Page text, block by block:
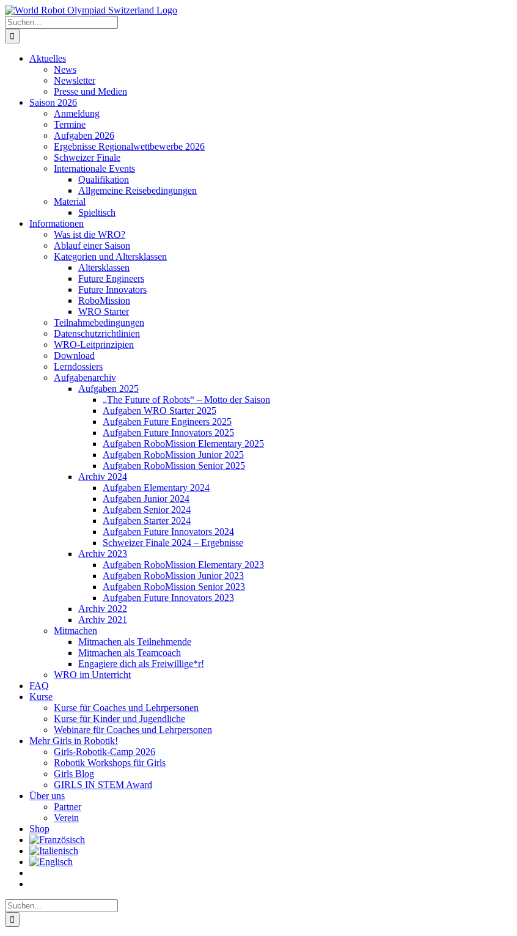
Zum
Inhalt
springen
Suche
nach:
Aktuelles
News
Newsletter
Presse und Medien
Saison 2026
Anmeldung
Termine
Aufgaben 2026
Ergebnisse Regionalwettbewerbe 2026
Schweizer Finale
Internationale Events
Qualifikation
Allgemeine Reisebedingungen
Material
Spieltisch
Informationen
Was ist die WRO?
Ablauf einer Saison
Kategorien und Altersklassen
Altersklassen
Future Engineers
Future Innovators
RoboMission
WRO Starter
Teilnahmebedingungen
Datenschutzrichtlinien
WRO-Leitprinzipien
Download
Lerndossiers
Aufgabenarchiv
Aufgaben 2025
„The Future of Robots“ – Motto der Saison
Aufgaben WRO Starter 2025
Aufgaben Future Engineers 2025
Aufgaben Future Innovators 2025
Aufgaben RoboMission Elementary 2025
Aufgaben RoboMission Junior 2025
Aufgaben RoboMission Senior 2025
Archiv 2024
Aufgaben Elementary 2024
Aufgaben Junior 2024
Aufgaben Senior 2024
Aufgaben Starter 2024
Aufgaben Future Innovators 2024
Schweizer Finale 2024 – Ergebnisse
Archiv 2023
Aufgaben RoboMission Elementary 2023
Aufgaben RoboMission Junior 2023
Aufgaben RoboMission Senior 2023
Aufgaben Future Innovators 2023
Archiv 2022
Archiv 2021
Mitmachen
Mitmachen als Teilnehmende
Mitmachen als Teamcoach
Engagiere dich als Freiwillige*r!
WRO im Unterricht
FAQ
Kurse
Kurse für Coaches und Lehrpersonen
Kurse für Kinder und Jugendliche
Webinare für Coaches und Lehrpersonen
Mehr Girls in Robotik!
Girls-Robotik-Camp 2026
Robotik Workshops für Girls
Girls Blog
GIRLS IN STEM Award
Über uns
Partner
Verein
Shop
Suche
nach: